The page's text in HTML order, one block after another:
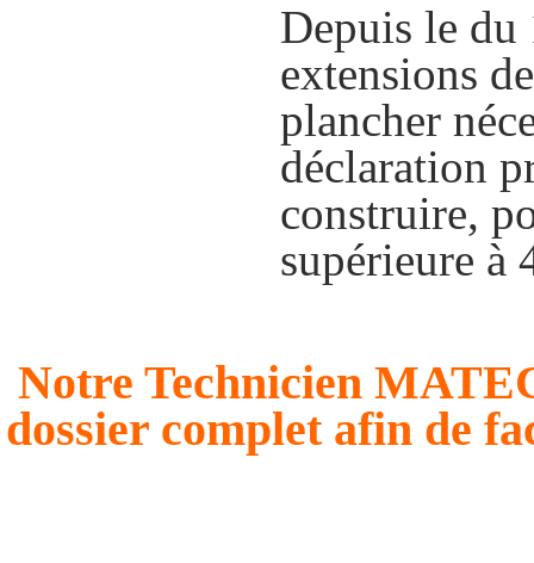
Depuis le du
extensions
plancher
déclaration
construire,
supérieure à
Notre Technicien
dossier complet afin de